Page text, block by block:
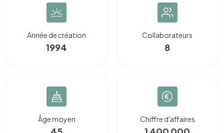
Année de création
1994
Collaborateurs
8
Âge moyen Chiffre d'affaires